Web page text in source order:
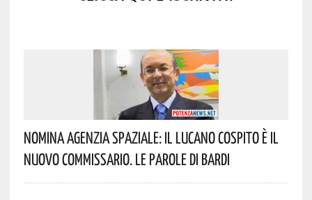
Nomina Agenzia Spaziale: Il Lucano Cospito È Il
Nuovo Commissario. Le Parole Di Bardi